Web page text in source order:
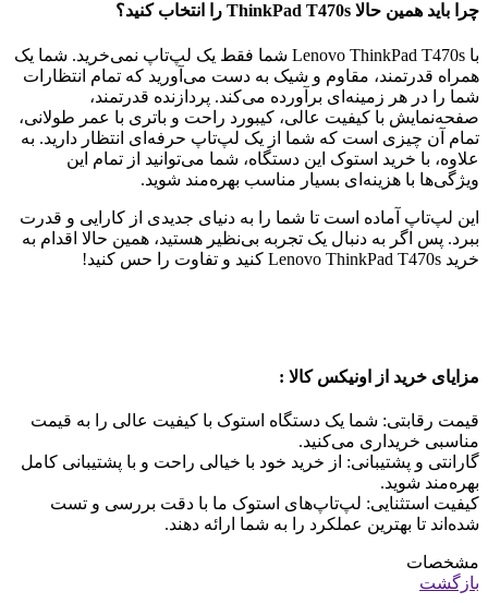
چرا باید همین حالا ThinkPad T470s را انتخاب کنید؟
با Lenovo ThinkPad T470s شما فقط یک لپ‌تاپ نمی‌خرید. شما یک
همراه قدرتمند، مقاوم و شیک به دست می‌آورید که تمام انتظارات
شما را در هر زمینه‌ای برآورده می‌کند. پردازنده قدرتمند،
صفحه‌نمایش با کیفیت عالی، کیبورد راحت و باتری با عمر طولانی،
تمام آن چیزی است که شما از یک لپ‌تاپ حرفه‌ای انتظار دارید. به
علاوه، با خرید استوک این دستگاه، شما می‌توانید از تمام این
ویژگی‌ها با هزینه‌ای بسیار مناسب بهره‌مند شوید.
این لپ‌تاپ آماده است تا شما را به دنیای جدیدی از کارایی و قدرت
ببرد. پس اگر به دنبال یک تجربه بی‌نظیر هستید، همین حالا اقدام به
خرید Lenovo ThinkPad T470s کنید و تفاوت را حس کنید!
مزایای خرید از اونیکس کالا :
قیمت رقابتی: شما یک دستگاه استوک با کیفیت عالی را به قیمت
مناسبی خریداری می‌کنید.
گارانتی و پشتیبانی: از خرید خود با خیالی راحت و با پشتیبانی کامل
بهره‌مند شوید.
کیفیت استثنایی: لپ‌تاپ‌های استوک ما با دقت بررسی و تست
شده‌اند تا بهترین عملکرد را به شما ارائه دهند.
مشخصات
بازگشت